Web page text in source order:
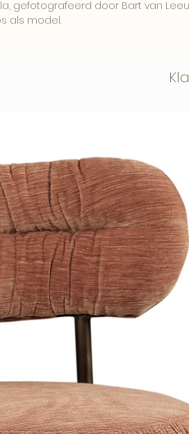
gefotografeerd door Bart van
als model.
art beeld met internationale